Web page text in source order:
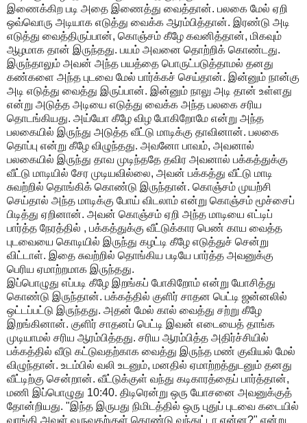
இணைக்கிற படி அதை இணைத்து வைத்தான். பலகை மேல் ஏறி
ஒவ்வொரு அடியாக எடுத்து வைக்க ஆரம்பித்தான். இரண்டு அடி
எடுத்து வைத்திருப்பான், கொஞ்சம் கீழே கவனித்தான், மிகவும்
ஆழமாக தான் இருந்தது. பயம் அவனை தொற்றிக் கொண்டது.
இருந்தாலும் அவன் அந்த பயத்தை பொருட்படுத்தாமல் தனது
கண்களை அந்த புடவை மேல் பார்க்கச் செய்தான். இன்னும் நான்கு
அடி எடுத்து வைத்து இருப்பான். இன்னும் நாலு அடி தான் உள்ளது
என்று அடுத்த அடியை எடுத்து வைக்க அந்த பலகை சரிய
தொடங்கியது. அய்யோ கீழே விழ போகிறோமே என்று அந்த
பலகையில் இருந்து அடுத்த வீட்டு மாடிக்கு தாவினான். பலகை
தொப்பு என்று கீழே விழுந்தது. அவனோ பாவம், அவனால்
பலகையில் இருந்து தாவ முடிந்ததே தவிர அவனால் பக்கத்துக்கு
வீட்டு மாடியில் சேர முடியவில்லை, அவன் பக்கத்து வீட்டு மாடி
சுவற்றில் தொங்கிக் கொண்டு இருந்தான். கொஞ்சம் முயற்சி
செய்தால் அந்த மாடிக்கு போய் விடலாம் என்று கொஞ்சம் மூச்சைப்
பிடித்து ஏறினான். அவன் கொஞ்சம் ஏறி அந்த மாடியை எட்டிப்
பார்த்த நேரத்தில் , பக்கத்துக்கு வீட்டுக்கார பெண் காய வைத்த
புடவையை கொடியில் இருந்து கழட்டி கீழே எடுத்துச் சென்று
விட்டாள். இதை சுவற்றில் தொங்கிய படியே பார்த்த அவனுக்கு
பெரிய ஏமாற்றமாக இருந்தது.
இப்பொழுது எப்படி கீழே இறங்கப் போகிறோம் என்று யோசித்து
கொண்டு இருந்தான். பக்கத்தில் குளிர் சாதன பெட்டி ஜன்னலில்
ஒட்டப்பட்டு இருந்தது. அதன் மேல் கால் வைத்து சற்று கீழே
இறங்கினான். குளிர் சாதனப் பெட்டி இவன் எடையைத் தாங்க
முடியாமல் சரிய ஆரம்பித்தது. சரிய ஆரம்பித்த அதிர்ச்சியில்
பக்கத்தில் வீடு கட்டுவதற்காக வைத்து இருந்த மண் குவியல் மேல்
விழுந்தான். உடம்பில் வலி உடனும், மனதில் ஏமாற்றத்துடனும் தனது
வீட்டிற்கு சென்றான். வீட்டுக்குள் வந்து கடிகாரத்தைப் பார்த்தான்,
மணி இப்பொழுது 10:40. திடிரென்று ஒரு யோசனை அவனுக்குத்
தோன்றியது. "இந்த இருபது நிமிடத்தில் ஒரு புதுப் புடவை கடையில்
வாங்கி அவள் வருவதற்குள் கொண்டு வந்துட்டா என்ன?" என்று